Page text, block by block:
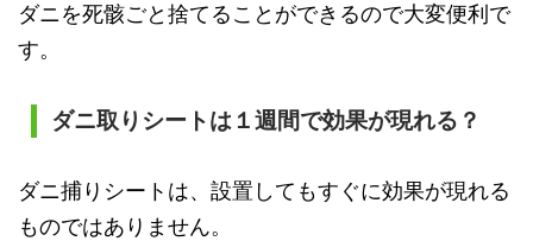
ダニを死骸ごと捨てることができるので大変便利で
す。
ダニ取りシートは１週間で効果が現れる？
ダニ捕りシートは、設置してもすぐに効果が現れる
ものではありません。